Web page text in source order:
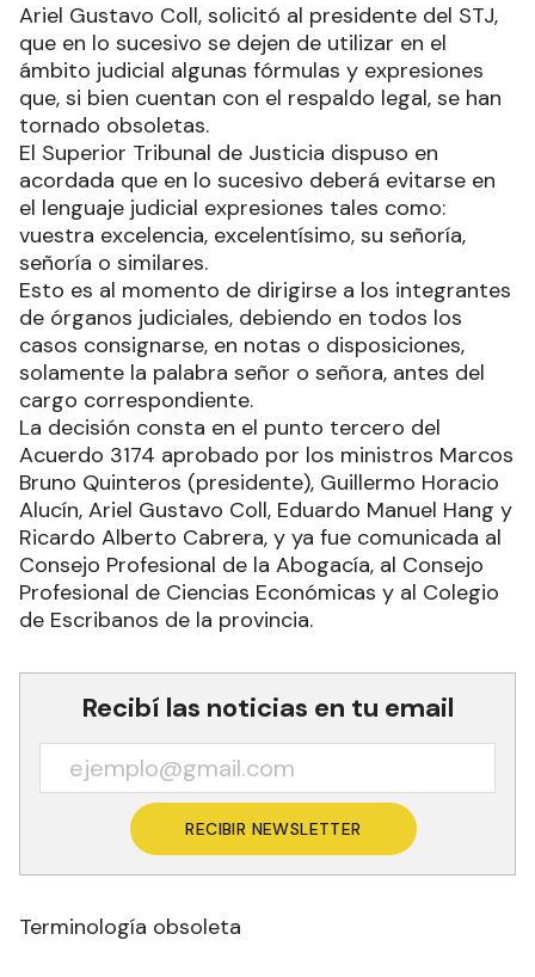
Ariel Gustavo Coll, solicitó al presidente del STJ,
que en lo sucesivo se dejen de utilizar en el
ámbito judicial algunas fórmulas y expresiones
que, si bien cuentan con el respaldo legal, se han
tornado obsoletas.
El Superior Tribunal de Justicia dispuso en
acordada que en lo sucesivo deberá evitarse en
el lenguaje judicial expresiones tales como:
vuestra excelencia, excelentísimo, su señoría,
señoría o similares.
Esto es al momento de dirigirse a los integrantes
de órganos judiciales, debiendo en todos los
casos consignarse, en notas o disposiciones,
solamente la palabra señor o señora, antes del
cargo correspondiente.
La decisión consta en el punto tercero del
Acuerdo 3174 aprobado por los ministros Marcos
Bruno Quinteros (presidente), Guillermo Horacio
Alucín, Ariel Gustavo Coll, Eduardo Manuel Hang y
Ricardo Alberto Cabrera, y ya fue comunicada al
Consejo Profesional de la Abogacía, al Consejo
Profesional de Ciencias Económicas y al Colegio
de Escribanos de la provincia.
Recibí las noticias en tu email
RECIBIR NEWSLETTER
Terminología obsoleta